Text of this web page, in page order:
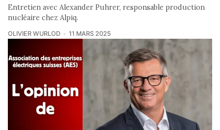
Entretien avec Alexander Puhrer, responsable production
nucléaire chez Alpiq.
OLIVIER WURLOD 11 MARS 2025